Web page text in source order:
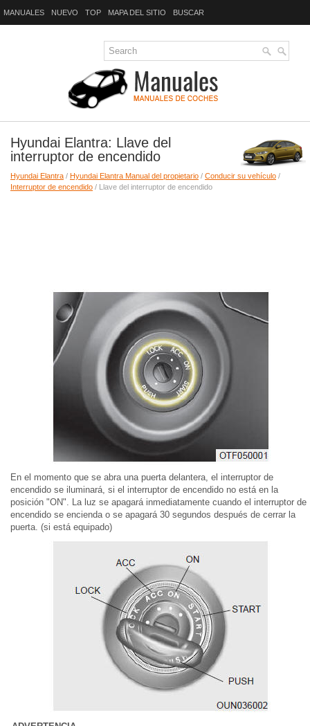
MANUALES NUEVO TOP MAPA DEL SITIO BUSCAR
Hyundai Elantra: Llave del
interruptor de encendido
Hyundai Elantra / Hyundai Elantra Manual del propietario / Conducir su vehículo /
Interruptor de encendido / Llave del interruptor de encendido
En el momento que se abra una puerta delantera, el interruptor de
encendido se iluminará, si el interruptor de encendido no está en la
posición "ON". La luz se apagará inmediatamente cuando el interruptor de
encendido se encienda o se apagará 30 segundos después de cerrar la
puerta. (si está equipado)